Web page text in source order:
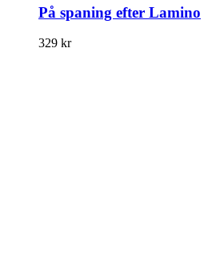
På spaning efter Lamino
329 kr